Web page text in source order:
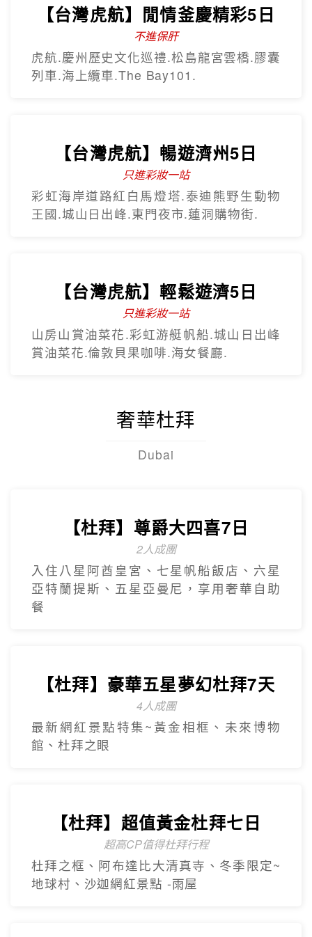
【台灣虎航】閒情釜慶精彩5日
不進保肝
虎航.慶州歷史文化巡禮.松島龍宮雲橋.膠囊
列車.海上纜車.The Bay101.
【台灣虎航】暢遊濟州5日
只進彩妝一站
彩虹海岸道路紅白馬燈塔.泰迪熊野生動物
王國.城山日出峰.東門夜市.蓮洞購物街.
【台灣虎航】輕鬆遊濟5日
只進彩妝一站
山房山賞油菜花.彩虹游艇帆船.城山日出峰
賞油菜花.倫敦貝果咖啡.海女餐廳.
奢華杜拜
Dubai
【杜拜】尊爵大四喜7日
2人成團
入住八星阿酋皇宮、七星帆船飯店、六星
亞特蘭提斯、五星亞曼尼，享用奢華自助
餐
【杜拜】豪華五星夢幻杜拜7天
4人成團
最新網紅景點特集~黃金相框、未來博物
館、杜拜之眼
【杜拜】超值黃金杜拜七日
超高CP值得杜拜行程
杜拜之框、阿布達比大清真寺、冬季限定~
地球村、沙迦網紅景點 -⾬屋